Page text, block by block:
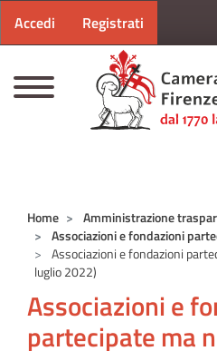
Menu profilo utente
Accedi Registrati
Home Amministrazione
Associazioni e fondazioni
Associazioni e fondazioni
luglio 2022)
Associazioni e
partecipate ma